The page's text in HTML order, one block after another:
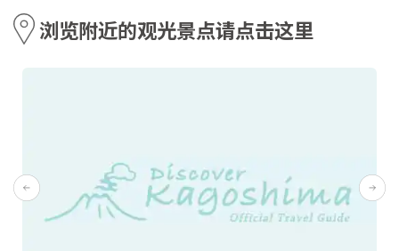
浏览附近的观光景点请点击这里